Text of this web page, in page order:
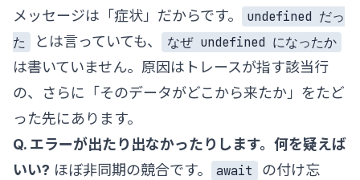
メッセージは「症状」だからです。
undefined だっ
た
とは言っていても、
なぜ undefined になったか
は書いていません。原因はトレースが指す該当行
の、さらに「そのデータがどこから来たか」をたど
った先にあります。
Q. エラーが出たり出なかったりします。何を疑えば
いい? ほぼ非同期の競合です。 await
の付け忘